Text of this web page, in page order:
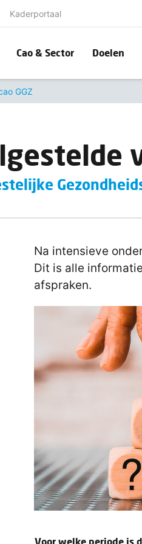
Kaderportaal
Cao & Sector Doelen
GGZ
Na intensieve
Dit is alle
afspraken.
Voor welke periode is